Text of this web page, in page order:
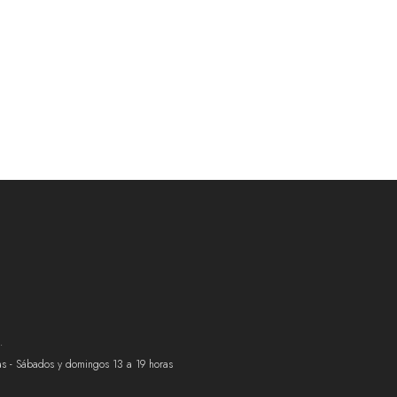
- Sábados y domingos 13 a 19 horas